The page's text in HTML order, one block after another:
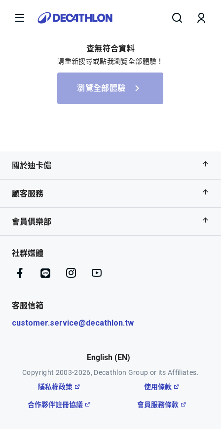
查無符合資料
請重新搜尋或點我瀏覽全部體驗！
瀏覽全部體驗
關於迪卡儂
顧客服務
會員俱樂部
社群媒體
客服信箱
customer.service@decathlon.tw
English (EN)
Copyright 2003-2026, Decathlon Group or its Affiliates.
隱私權政策
使用條款
合作夥伴註冊協議 會員服務條款